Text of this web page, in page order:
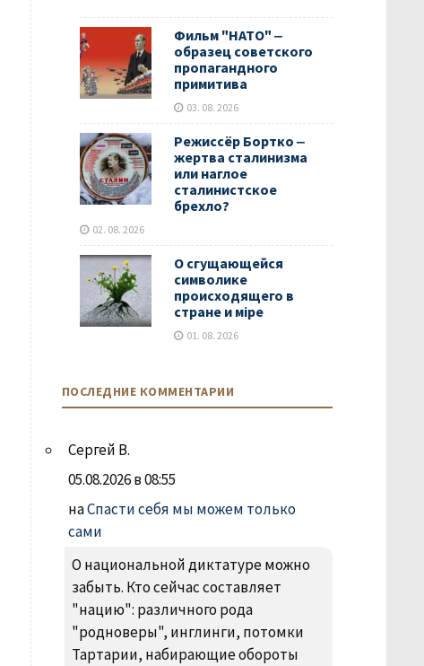
Фильм "НАТО" ‒
образец советского
пропагандного
примитива
03. 08. 2026
Режиссёр Бортко ‒
жертва сталинизма
или наглое
сталинистское
брехло?
02. 08. 2026
О сгущающейся
символике
происходящего в
стране и мiре
01. 08. 2026
ПОСЛЕДНИЕ КОММЕНТАРИИ
Сергей В.
05.08.2026 в 08:55
наСпасти себя мы можем только
сами
О национальной диктатуре можно
забыть. Кто сейчас составляет
"нацию": различного рода
"родноверы", инглинги, потомки
Тартарии, набирающие обороты